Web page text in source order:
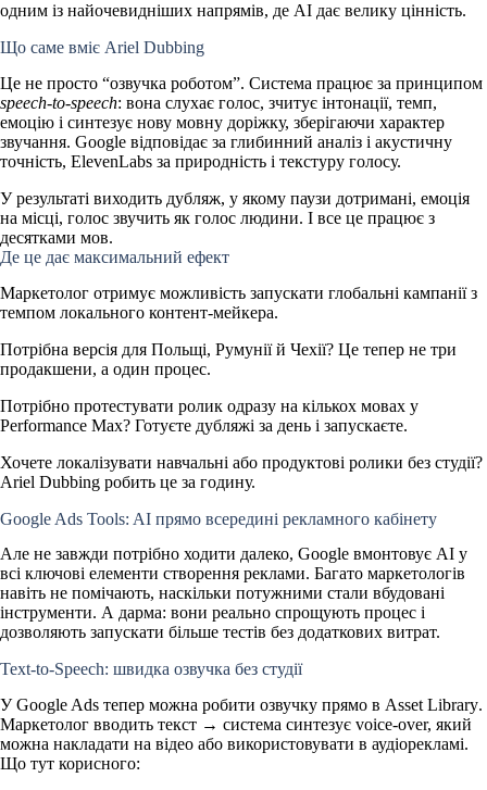
одним із найочевидніших напрямів, де AI дає велику цінність.
Що саме вміє Ariel Dubbing
Це не просто “озвучка роботом”. Система працює за принципом
speech-to-speech: вона слухає голос, зчитує інтонації, темп,
емоцію і синтезує нову мовну доріжку, зберігаючи характер
звучання. Google відповідає за глибинний аналіз і акустичну
точність, ElevenLabs за природність і текстуру голосу.
У результаті виходить дубляж, у якому паузи дотримані, емоція
на місці, голос звучить як голос людини. І все це працює з
десятками мов.
Де це дає максимальний ефект
Маркетолог отримує можливість запускати глобальні кампанії з
темпом локального контент-мейкера.
Потрібна версія для Польщі, Румунії й Чехії? Це тепер не три
продакшени, а один процес.
Потрібно протестувати ролик одразу на кількох мовах у
Performance Max? Готуєте дубляжі за день і запускаєте.
Хочете локалізувати навчальні або продуктові ролики без студії?
Ariel Dubbing робить це за годину.
Google Ads Tools: AI прямо всередині рекламного кабінету
Але не завжди потрібно ходити далеко, Google вмонтовує АІ у
всі ключові елементи створення реклами. Багато маркетологів
навіть не помічають, наскільки потужними стали вбудовані
інструменти. А дарма: вони реально спрощують процес і
дозволяють запускати більше тестів без додаткових витрат.
Text-to-Speech: швидка озвучка без студії
У Google Ads тепер можна робити озвучку прямо в Asset Library.
Маркетолог вводить текст → система синтезує voice-over, який
можна накладати на відео або використовувати в аудіорекламі.
Що тут корисного: